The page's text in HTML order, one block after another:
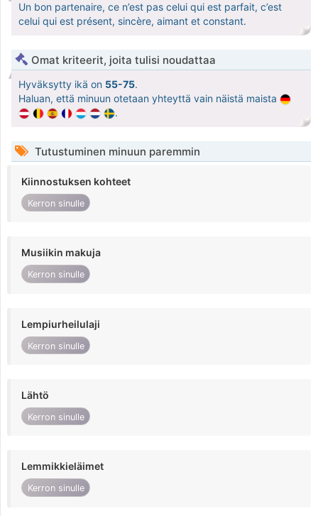
Un bon partenaire, ce n’est pas celui qui est parfait, c’est
celui qui est présent, sincère, aimant et constant.
Omat kriteerit, joita tulisi noudattaa
Hyväksytty ikä on 55-75.
Haluan, että minuun otetaan yhteyttä vain näistä maista
.
Tutustuminen minuun paremmin
Kiinnostuksen kohteet
Kerron sinulle
Musiikin makuja
Kerron sinulle
Lempiurheilulaji
Kerron sinulle
Lähtö
Kerron sinulle
Lemmikkieläimet
Kerron sinulle